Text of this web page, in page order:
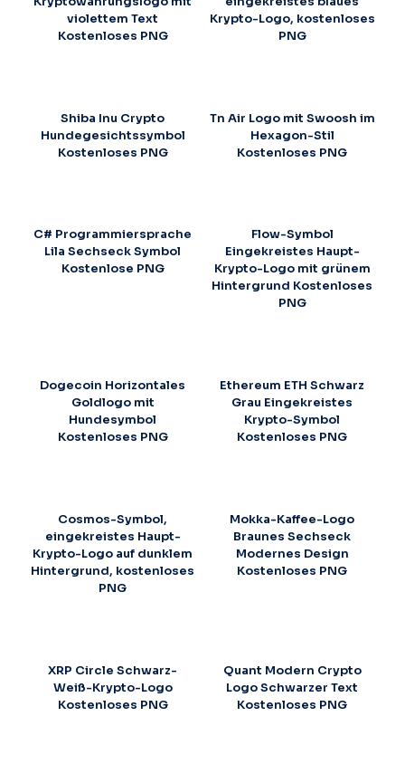
violettem Text
Kostenloses PNG
Krypto-Logo, kostenloses
PNG
Shiba Inu Crypto
Hundegesichtssymbol
Kostenloses PNG
Tn Air Logo mit Swoosh im
Hexagon-Stil
Kostenloses PNG
C# Programmiersprache
Lila Sechseck Symbol
Kostenlose PNG
Flow-Symbol
Eingekreistes Haupt-
Krypto-Logo mit grünem
Hintergrund Kostenloses
PNG
Dogecoin Horizontales
Goldlogo mit
Hundesymbol
Kostenloses PNG
Ethereum ETH Schwarz
Grau Eingekreistes
Krypto-Symbol
Kostenloses PNG
Cosmos-Symbol,
eingekreistes Haupt-
Krypto-Logo auf dunklem
Hintergrund, kostenloses
PNG
Mokka-Kaffee-Logo
Braunes Sechseck
Modernes Design
Kostenloses PNG
XRP Circle Schwarz-
Weiß-Krypto-Logo
Kostenloses PNG
Quant Modern Crypto
Logo Schwarzer Text
Kostenloses PNG